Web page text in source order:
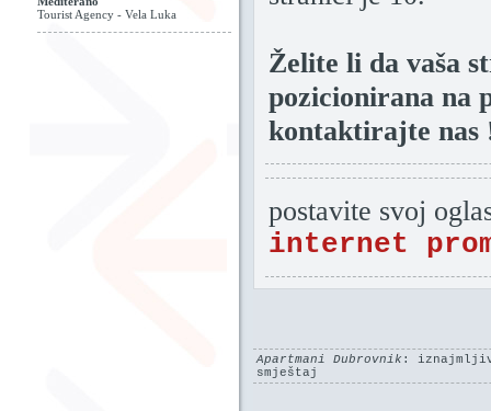
Tourist Agency - Vela Luka
Želite li da vaša
pozicionirana na
kontaktirajte nas
postavite svoj
internet
Apartmani Dubrovnik :
smještaj